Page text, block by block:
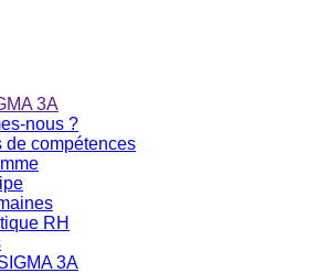
3A
nous ?
de compétences
RH
3A